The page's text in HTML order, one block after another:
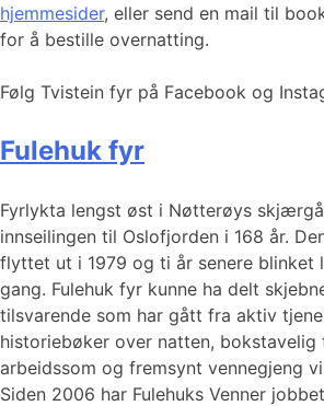
hjemmesider, eller send en mail til
for å bestille overnatting.
Følg Tvistein fyr på Facebook og
Fulehuk fyr
Fyrlykta lengst øst i Nøtterøys
innseilingen til Oslofjorden i 168 år.
flyttet ut i 1979 og ti år senere blinket
gang. Fulehuk fyr kunne ha delt
tilsvarende som har gått fra aktiv
historiebøker over natten, bokstavelig
arbeidssom og fremsynt vennegjeng
Siden 2006 har Fulehuks Venner